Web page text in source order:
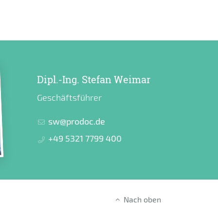
Dipl.-Ing. Stefan Weimar
Geschäftsführer
sw@prodoc.de
+49 5321 7799 400
Nach oben